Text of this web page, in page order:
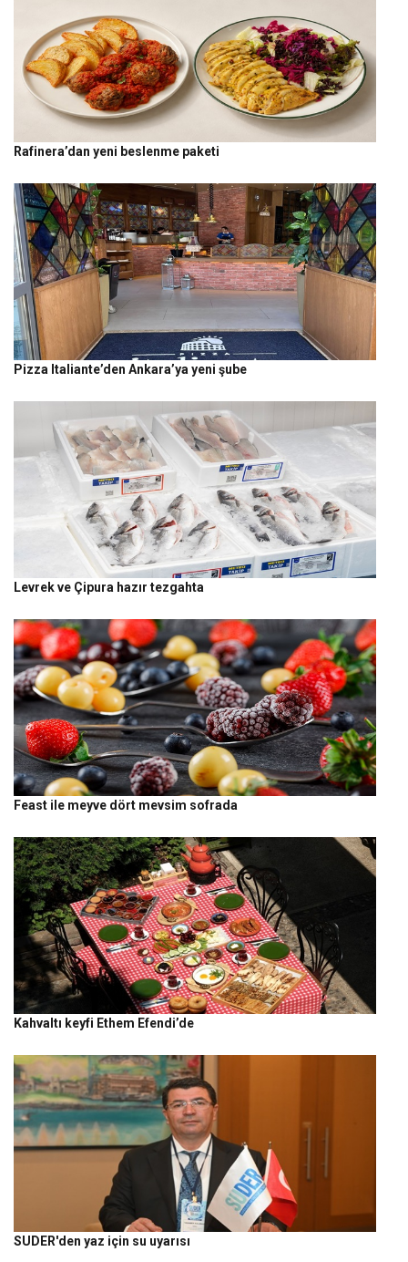
Rafinera’dan yeni beslenme paketi
Pizza Italiante’den Ankara’ya yeni şube
Levrek ve Çipura hazır tezgahta
Feast ile meyve dört mevsim sofrada
Kahvaltı keyfi Ethem Efendi’de
SUDER'den yaz için su uyarısı